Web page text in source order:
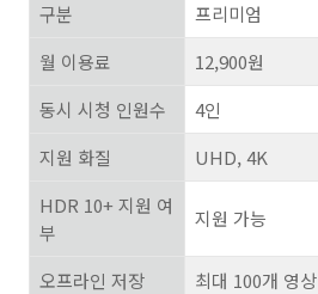
구분
프리미엄
월 이용료
12,900원
동시 시청 인원수
4인
지원 화질
UHD, 4K
HDR 10+ 지원 여
부
지원 가능
오프라인 저장 최대 100개 영상